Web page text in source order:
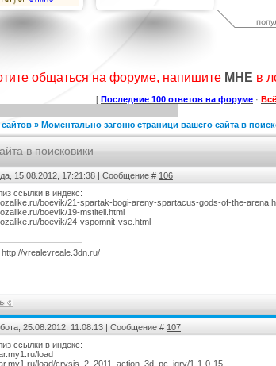
Шаблон сайта "Для скриптов".
лучших шаблонов
года
:Ucoz
KIBER
Категория :
Тёмный
общаться на форуме, напишите МНЕ в
[ Последние 100 ответов на форуме ·
сайтов » Моментально загоню страници вашего сайта в
в поисковики
15.08.2012, 17:21:38 | Сообщение # 106
ссылки в индекс:
boevik/21-spartak-bogi-areny-spartacus-gods-of-the-
boevik/19-mstiteli.html
boevik/24-vspomnit-vse.html
vrealevreale.3dn.ru/
25.08.2012, 11:08:13 | Сообщение # 107
ссылки в индекс:
load
load/crysis_2_2011_action_3d_pc_igry/1-1-0-15